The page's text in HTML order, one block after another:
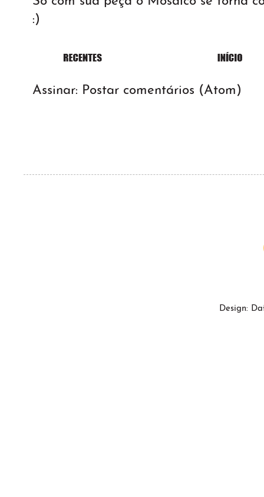
:)
Assinar: Postar comentários (Atom)
Design: